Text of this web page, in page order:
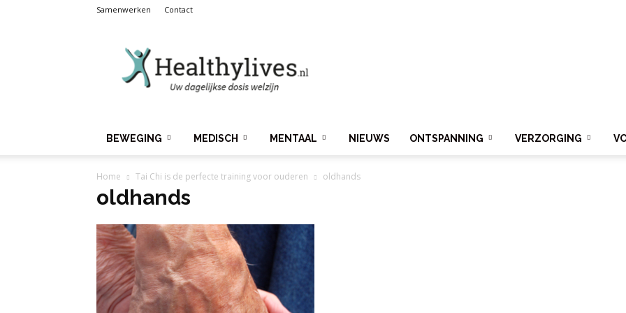
Samenwerken Contact
BEWEGING MEDISCH MENTAAL NIEUWS ONTSPANNING VERZORGING
Home Tai Chi is de perfecte training voor ouderen oldhands
oldhands